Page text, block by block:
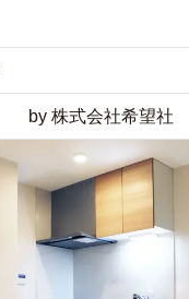
by 株式会社希望社